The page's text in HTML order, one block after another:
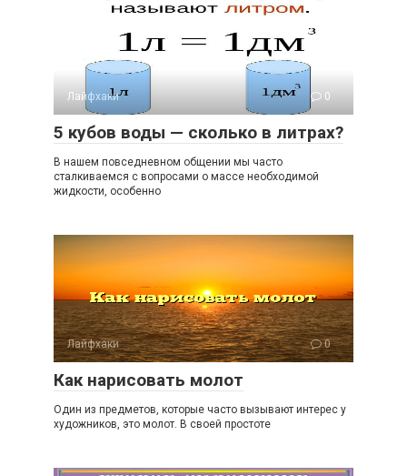
Лайфхаки 0
5 кубов воды — сколько в литрах?
В нашем повседневном общении мы часто
сталкиваемся с вопросами о массе необходимой
жидкости, особенно
Лайфхаки 0
Как нарисовать молот
Один из предметов, которые часто вызывают интерес у
художников, это молот. В своей простоте